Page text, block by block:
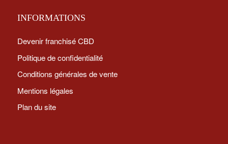
INFORMATIONS
Devenir franchisé CBD
Politique de confidentialité
Conditions générales de vente
Mentions légales
Plan du site